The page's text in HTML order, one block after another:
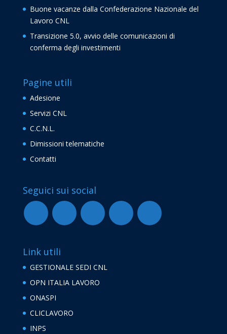
Buone vacanze dalla Confederazione Nazionale del
Lavoro CNL
Transizione 5.0, avvio delle comunicazioni di
conferma degli investimenti
Pagine utili
Adesione
Servizi CNL
C.C.N.L.
Dimissioni telematiche
Contatti
Seguici sui social
Link utili
GESTIONALE SEDI CNL
OPN ITALIA LAVORO
ONASPI
CLICLAVORO
INPS